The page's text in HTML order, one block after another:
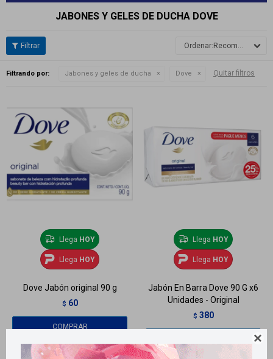

JABONES Y GELES DE DUCHA DOVE
Recomendados
Filtrando por: Jabones y geles de ducha Dove Quitar filtros
Llega HOY
Llega HOY
Dove Jabón original 90 g
$ 60
Llega HOY
Llega HOY
Jabón En Barra Dove 90 G x6
Unidades - Original
$ 380